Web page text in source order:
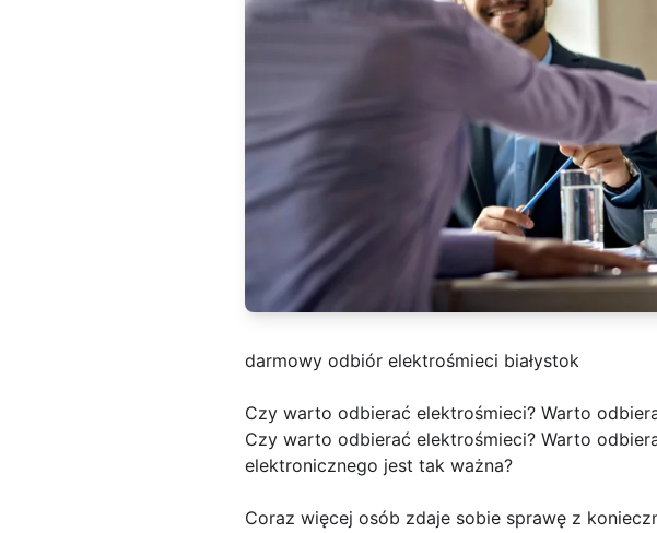
darmowy odbiór elektrośmieci białystok
Czy warto odbierać elektrośmieci? Warto
Czy warto odbierać elektrośmieci? Warto
elektronicznego jest tak ważna?
Coraz więcej osób zdaje sobie sprawę z